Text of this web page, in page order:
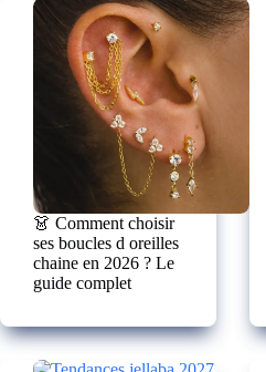
👗 Comment choisir
ses boucles d oreilles
chaine en 2026 ? Le
guide complet